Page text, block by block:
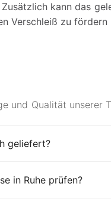
kann das
Verschleiß zu
und Qualität unserer
geliefert?
in Ruhe prüfen?